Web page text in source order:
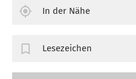
In der Nähe
Lesezeichen